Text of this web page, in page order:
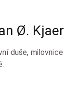
Ø.
duše,